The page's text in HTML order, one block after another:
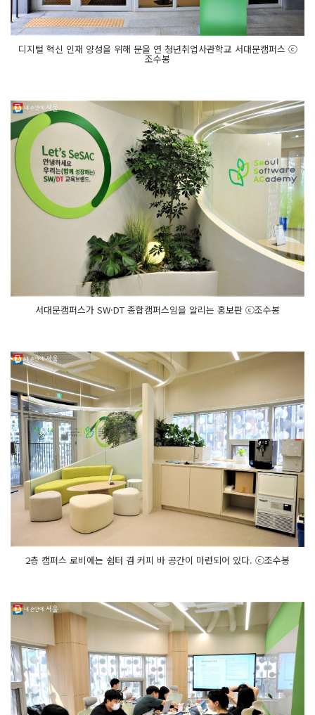
디지털 혁신 인재 양성을 위해 문을 연 청년취업사관학교 서대문캠퍼스 ⓒ
조수봉
서대문캠퍼스가 SW·DT 종합캠퍼스임을 알리는 홍보판 ⓒ조수봉
2층 캠퍼스 로비에는 쉼터 겸 커피 바 공간이 마련되어 있다. ⓒ조수봉